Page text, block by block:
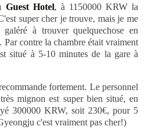
Guest Hotel, à 1150000 KRW la
super cher je trouve, mais je me
à trouver quelquechose en
Par contre la chambre était vraiment
situé à 5-10 minutes de la gare à
fortement. Le personnel
mignon est super bien situé, en
300000 KRW, soit 230€, pour 5
c'est vraiment pas cher!)